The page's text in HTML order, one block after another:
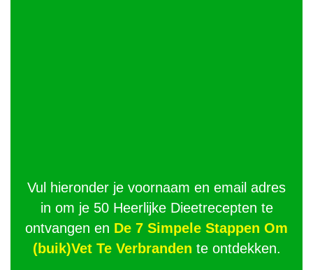
Vul hieronder je voornaam en email adres
in om je 50 Heerlijke Dieetrecepten te
ontvangen en De 7 Simpele Stappen Om
(buik)Vet Te Verbranden te ontdekken.